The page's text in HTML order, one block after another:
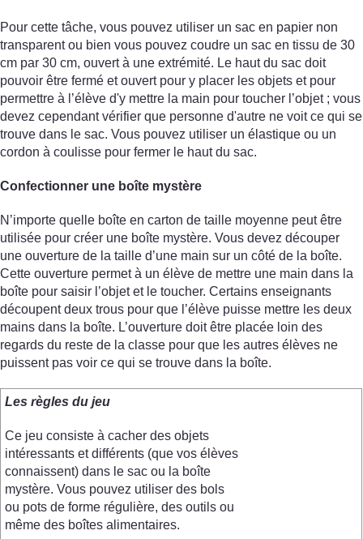
Pour cette tâche, vous pouvez utiliser un sac en papier non
transparent ou bien vous pouvez coudre un sac en tissu de 30
cm par 30 cm, ouvert à une extrémité. Le haut du sac doit
pouvoir être fermé et ouvert pour y placer les objets et pour
permettre à l’élève d'y mettre la main pour toucher l’objet ; vous
devez cependant vérifier que personne d'autre ne voit ce qui se
trouve dans le sac. Vous pouvez utiliser un élastique ou un
cordon à coulisse pour fermer le haut du sac.
Confectionner une boîte mystère
N’importe quelle boîte en carton de taille moyenne peut être
utilisée pour créer une boîte mystère. Vous devez découper
une ouverture de la taille d’une main sur un côté de la boîte.
Cette ouverture permet à un élève de mettre une main dans la
boîte pour saisir l’objet et le toucher. Certains enseignants
découpent deux trous pour que l’élève puisse mettre les deux
mains dans la boîte. L’ouverture doit être placée loin des
regards du reste de la classe pour que les autres élèves ne
puissent pas voir ce qui se trouve dans la boîte.
Les règles du jeu
Ce jeu consiste à cacher des objets
intéressants et différents (que vos élèves
connaissent) dans le sac ou la boîte
mystère. Vous pouvez utiliser des bols
ou pots de forme régulière, des outils ou
même des boîtes alimentaires.